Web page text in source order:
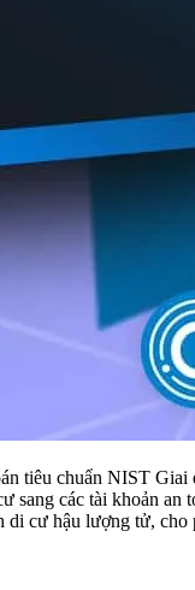
tiêu chuẩn NIST
các tài khoản
cư hậu lượng tử,